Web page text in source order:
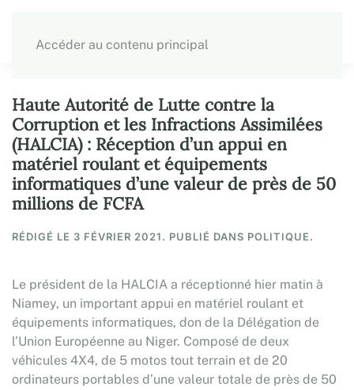
Accéder au contenu principal
Haute Autorité de Lutte contre la
Corruption et les Infractions Assimilées
(HALCIA) : Réception d’un appui en
matériel roulant et équipements
informatiques d’une valeur de près de 50
millions de FCFA
RÉDIGÉ LE 3 FÉVRIER 2021. PUBLIÉ DANS POLITIQUE.
Le président de la HALCIA a réceptionné hier matin à
Niamey, un important appui en matériel roulant et
équipements informatiques, don de la Délégation de
l’Union Européenne au Niger. Composé de deux
véhicules 4X4, de 5 motos tout terrain et de 20
ordinateurs portables d’une valeur totale de près de 50